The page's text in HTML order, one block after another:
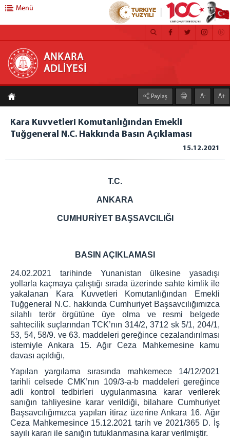
ANKARA ADLİYESİ
ANASAYFA
ADLİYEMİZ
MEDYA İLETİŞİM BÜROSU
BASIN DUYURULARI
İCRA DAİRELERİ BAŞKANLIĞI
İCRA DAİRELERİ IBAN NUMARALARI
İCRA DAİRELERİ AKTARILAN DOSYA LİSTELERİ
ANKARA İCRA DAİRELERİ-İLETİŞİM
ULAŞIM/İLETİŞİM
Menü
ANKARA
ADLİYESİ
Paylaş A- A+
Kara Kuvvetleri Komutanlığından Emekli
Tuğgeneral N.C. Hakkında Basın Açıklaması
15.12.2021
T.C.
ANKARA
CUMHURİYET BAŞSAVCILIĞI
BASIN AÇIKLAMASI
24.02.2021 tarihinde Yunanistan ülkesine yasadışı
yollarla kaçmaya çalıştığı sırada üzerinde sahte kimlik ile
yakalanan Kara Kuvvetleri Komutanlığından Emekli
Tuğgeneral N.C. hakkında Cumhuriyet Başsavcılığımızca
silahlı terör örgütüne üye olma ve resmi belgede
sahtecilik suçlarından TCK’nın 314/2, 3712 sk 5/1, 204/1,
53, 54, 58/9. ve 63. maddeleri gereğince cezalandırılması
istemiyle Ankara 15. Ağır Ceza Mahkemesine kamu
davası açıldığı,
Yapılan yargılama sırasında mahkemece 14/12/2021
tarihli celsede CMK’nın 109/3-a-b maddeleri gereğince
adli kontrol tedbirleri uygulanmasına karar verilerek
sanığın tahliyesine karar verildiği, bilahare Cumhuriyet
Başsavcılığımızca yapılan itiraz üzerine Ankara 16. Ağır
Ceza Mahkemesince 15.12.2021 tarih ve 2021/365 D. İş
sayılı kararı ile sanığın tutuklanmasına karar verilmiştir.